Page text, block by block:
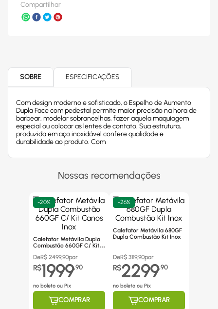
Compartilhar
SOBRE ESPECIFICAÇÕES
Com design moderno e sofisticado, o Espelho de Aumento
Dupla Face com pedestal permite maior precisão na hora de
barbear, modelar sobrancelhas, fazer aquela maquiagem
especial ou colocar as lentes de contato. Sua estrutura,
produzida em aço inoxidável confere qualidade e
durabilidade ao produto. Com
Nossas recomendações
-20%
Calefator Metávila Dupla
Combustão 660GF C/ Kit
DeR$ 2499,90por
R$1999,90
no boleto ou Pix
COMPRAR
-26%
Calefator Metávila 680GF
Dupla Combustão Kit Inox
DeR$ 3119,90por
R$2299,90
no boleto ou Pix
COMPRAR